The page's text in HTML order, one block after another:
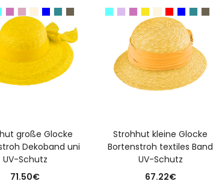
große Glocke
Dekoband uni
UV-Schutz
71.50€
Strohhut kleine Glocke
Bortenstroh textiles Band
UV-Schutz
67.22€